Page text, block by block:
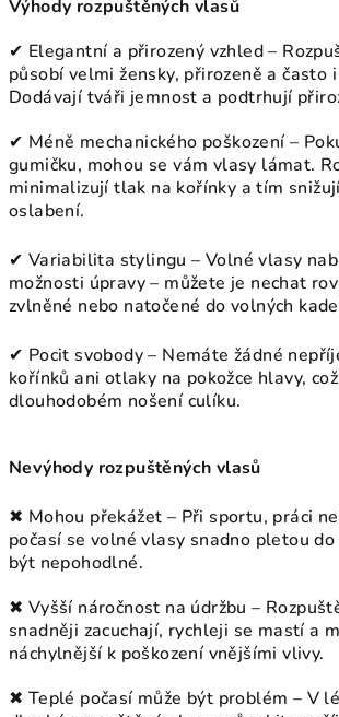
Výhody rozpuštěných vlasů
✔ Elegantní a přirozený vzhled –
působí velmi žensky, přirozeně a často
Dodávají tváři jemnost a podtrhují
✔ Méně mechanického poškození –
gumičku, mohou se vám vlasy lámat.
minimalizují tlak na kořínky a tím
oslabení.
✔ Variabilita stylingu – Volné vlasy
možnosti úpravy – můžete je nechat
zvlněné nebo natočené do volných
✔ Pocit svobody – Nemáte žádné
kořínků ani otlaky na pokožce hlavy,
dlouhodobém nošení culíku.
Nevýhody rozpuštěných vlasů
✖ Mohou překážet – Při sportu, práci
počasí se volné vlasy snadno pletou
být nepohodlné.
✖ Vyšší náročnost na údržbu –
snadněji zacuchají, rychleji se mastí a
náchylnější k poškození vnějšími vlivy.
✖ Teplé počasí může být problém – V